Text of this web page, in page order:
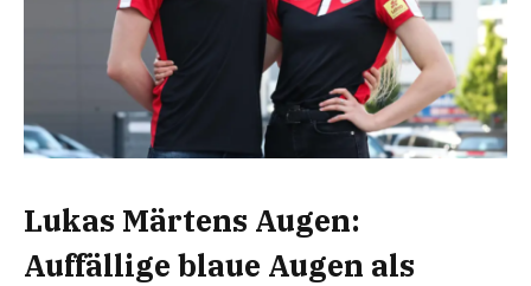
Lukas Märtens Augen:
Auffällige blaue Augen als